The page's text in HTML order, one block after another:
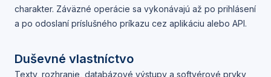
charakter. Záväzné operácie sa vykonávajú až po prihlásení
a po odoslaní príslušného príkazu cez aplikáciu alebo API.
Duševné vlastníctvo
Texty, rozhranie, databázové výstupy a softvérové prvky